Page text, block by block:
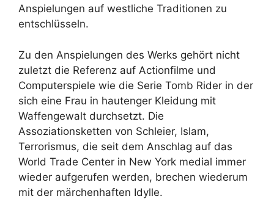
Anspielungen auf westliche Traditionen zu
entschlüsseln.
Zu den Anspielungen des Werks gehört nicht
zuletzt die Referenz auf Actionfilme und
Computerspiele wie die Serie Tomb Rider in der
sich eine Frau in hautenger Kleidung mit
Waffengewalt durchsetzt. Die
Assoziationsketten von Schleier, Islam,
Terrorismus, die seit dem Anschlag auf das
World Trade Center in New York medial immer
wieder aufgerufen werden, brechen wiederum
mit der märchenhaften Idylle.